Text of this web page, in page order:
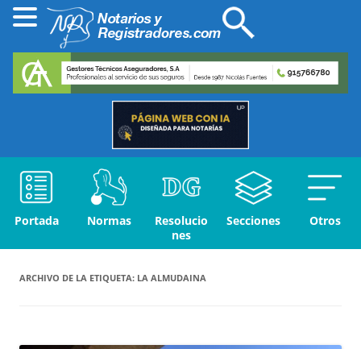
Portada Normas
Resolucio
nes
Secciones Otros
ARCHIVO DE LA ETIQUETA: LA ALMUDAINA